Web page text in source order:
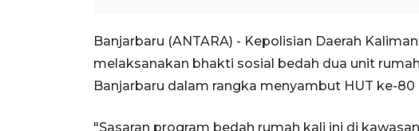
Banjarbaru (ANTARA) - Kepolisian Daerah
melaksanakan bhakti sosial bedah dua unit
Banjarbaru dalam rangka menyambut HUT ke-80
"Sasaran program bedah rumah kali ini di